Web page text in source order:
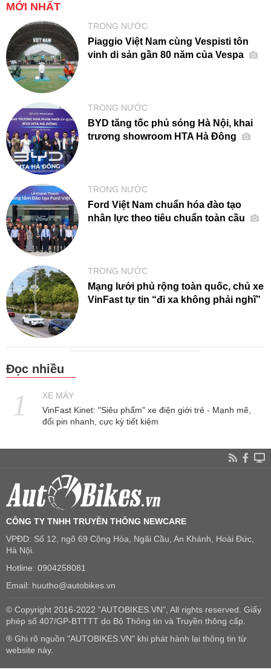
MỚI NHẤT
TRONG NƯỚC
Piaggio Việt Nam cùng Vespisti tôn
vinh di sản gần 80 năm của Vespa
TRONG NƯỚC
BYD tăng tốc phủ sóng Hà Nội, khai
trương showroom HTA Hà Đông
TRONG NƯỚC
Ford Việt Nam chuẩn hóa đào tạo
nhân lực theo tiêu chuẩn toàn cầu
TRONG NƯỚC
Mạng lưới phủ rộng toàn quốc, chủ xe
VinFast tự tin “đi xa không phải nghĩ”
Đọc nhiều
XE MÁY
VinFast Kinet: "Siêu phẩm" xe điện giới trẻ - Mạnh mẽ,
đổi pin nhanh, cực kỳ tiết kiệm
CÔNG TY TNHH TRUYỀN THÔNG NEWCARE
VPĐD: Số 12, ngõ 69 Cộng Hòa, Ngãi Cầu, An Khánh, Hoài Đức,
Hà Nội.
Hotline: 0904258081
Email: huutho@autobikes.vn
© Copyright 2016-2022 "AUTOBIKES.VN", All rights reserved. Giấy
phép số 407/GP-BTTTT do Bộ Thông tin và Truyền thông cấp.
® Ghi rõ nguồn "AUTOBIKES.VN" khi phát hành lại thông tin từ
website này.